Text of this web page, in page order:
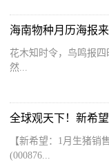
海南物种月历海报
花木知时令，鸟鸣报
然...
【新希望：1月生猪销
(000876...